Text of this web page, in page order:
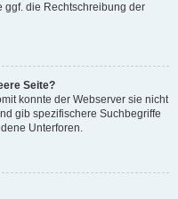
ggf. die Rechtschreibung der
Seite?
konnte der Webserver sie nicht
gib spezifischere Suchbegriffe
Unterforen.